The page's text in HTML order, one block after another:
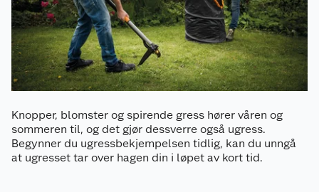
Knopper, blomster og spirende gress hører våren og
sommeren til, og det gjør dessverre også ugress.
Begynner du ugressbekjempelsen tidlig, kan du unngå
at ugresset tar over hagen din i løpet av kort tid.